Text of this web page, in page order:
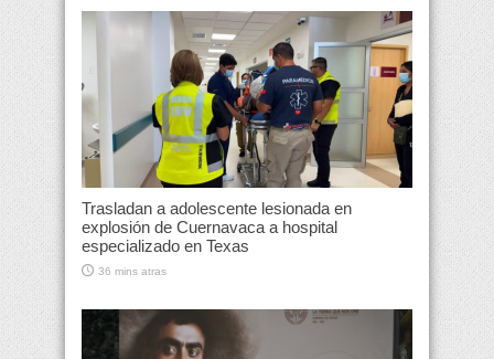
Trasladan a adolescente lesionada en
explosión de Cuernavaca a hospital
especializado en Texas
36 mins atras